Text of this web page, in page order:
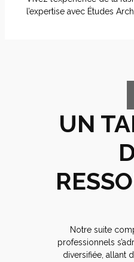
l’expertise avec Études
UN
Notre suite
professionnels
diversifiée, allant